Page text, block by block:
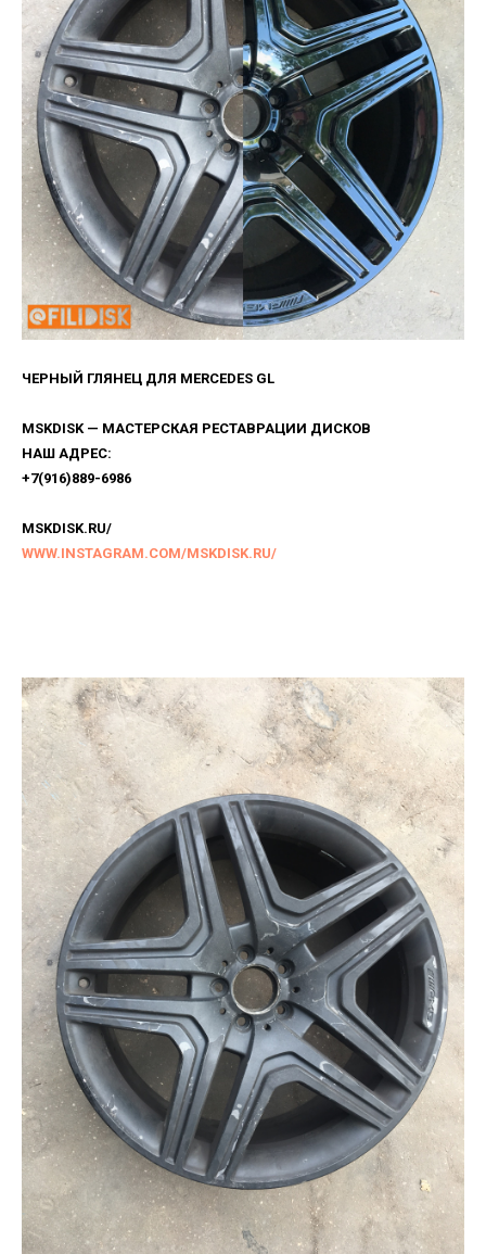
ЧЕРНЫЙ ГЛЯНЕЦ ДЛЯ MERCEDES GL
MSKDISK — МАСТЕРСКАЯ РЕСТАВРАЦИИ ДИСКОВ
НАШ АДРЕС:
+7(916)889-6986
MSKDISK.RU/
WWW.INSTAGRAM.COM/MSKDISK.RU/